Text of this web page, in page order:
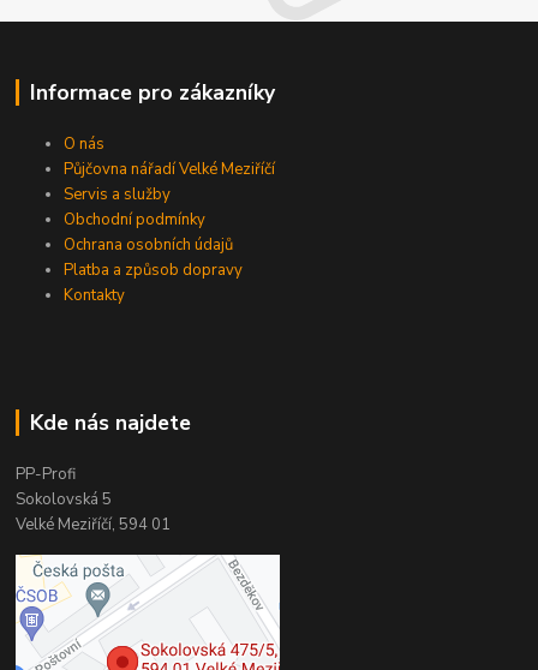
Informace pro zákazníky
O nás
Půjčovna nářadí Velké Meziříčí
Servis a služby
Obchodní podmínky
Ochrana osobních údajů
Platba a způsob dopravy
Kontakty
Kde nás najdete
PP-Profi
Sokolovská 5
Velké Meziříčí, 594 01